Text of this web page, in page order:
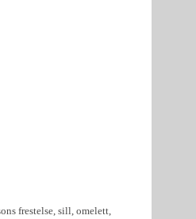
frestelse, sill, omelett,